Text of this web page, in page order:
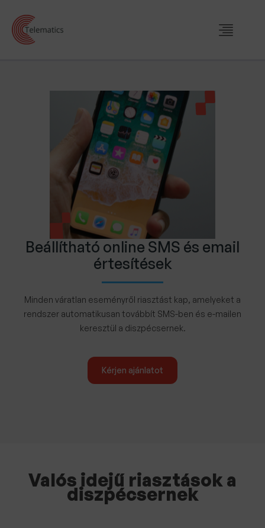
Beállítható online SMS és email
értesítések
Minden váratlan eseményről riasztást kap, amelyeket a
rendszer automatikusan továbbít SMS-ben és e-mailen
keresztül a diszpécsernek.
Kérjen ajánlatot
Valós idejű riasztások a
diszpécsernek